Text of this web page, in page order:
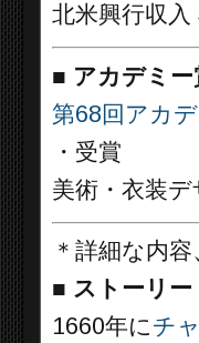
北米興行収
■ アカデミー
第68回アカ
・受賞
美術・衣装
＊詳細な内
■ ストーリー
1660年にチ